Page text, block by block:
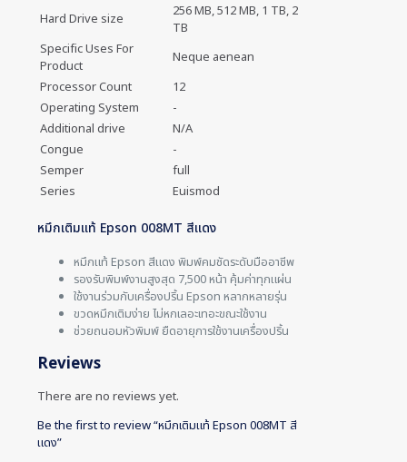
Hard Drive size
256 MB, 512 MB, 1 TB, 2
TB
Specific Uses For
Product
Neque aenean
Processor Count
12
Operating System
-
Additional drive
N/A
Congue
-
Semper
full
Series
Euismod
หมึกเติมแท้ Epson 008MT สีแดง
หมึกแท้ Epson สีแดง พิมพ์คมชัดระดับมืออาชีพ
รองรับพิมพ์งานสูงสุด 7,500 หน้า คุ้มค่าทุกแผ่น
ใช้งานร่วมกับเครื่องปริ้น Epson หลากหลายรุ่น
ขวดหมึกเติมง่าย ไม่หกเลอะเทอะขณะใช้งาน
ช่วยถนอมหัวพิมพ์ ยืดอายุการใช้งานเครื่องปริ้น
Reviews
There are no reviews yet.
Be the first to review “หมึกเติมแท้ Epson 008MT สี
แดง”